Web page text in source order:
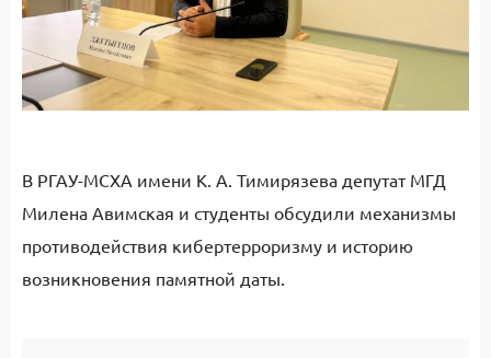
В РГАУ-МСХА имени К. А. Тимирязева депутат МГД
Милена Авимская и студенты обсудили механизмы
противодействия кибертерроризму и историю
возникновения памятной даты.